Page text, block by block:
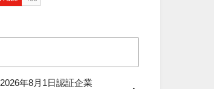
2026年8月1日認証企業